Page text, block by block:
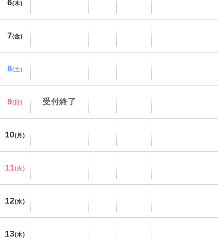
6(木)
7(金)
8(土)
9(日) 受付終了
10(月)
11(火)
12(水)
13(木)